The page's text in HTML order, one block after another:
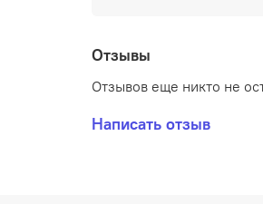
Отзывы
Отзывов еще никто не
Написать отзыв